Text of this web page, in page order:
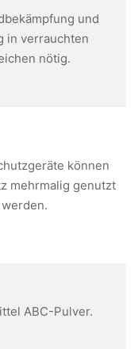
und
in verrauchten
nötig.
können
mehrmalig genutzt
werden.
ABC-Pulver.